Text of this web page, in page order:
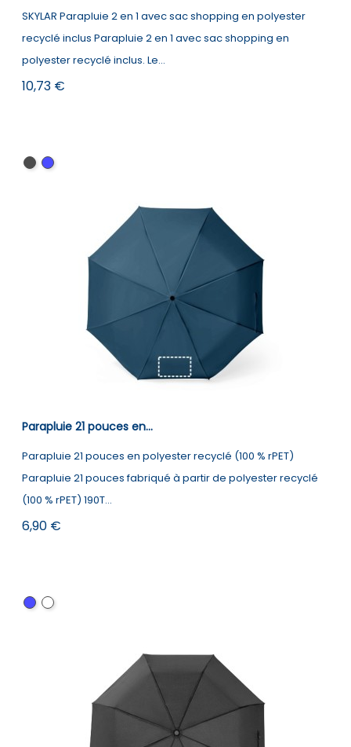
SKYLAR Parapluie 2 en 1 avec sac shopping en polyester
recyclé inclus Parapluie 2 en 1 avec sac shopping en
polyester recyclé inclus. Le...
Prix
10,73 €
NoirBleu
Parapluie 21 pouces en...
Parapluie 21 pouces en polyester recyclé (100 % rPET)
Parapluie 21 pouces fabriqué à partir de polyester recyclé
(100 % rPET) 190T...
Prix
6,90 €
BleuBlanc